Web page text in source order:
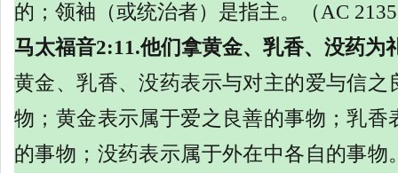
的；领袖（或统治者）是指主。（AC
马太福音2:11.他们拿黄金、乳香、没药为
黄金、乳香、没药表示与对主的爱与信之
物；黄金表示属于爱之良善的事物；乳香
的事物；没药表示属于外在中各自的事物